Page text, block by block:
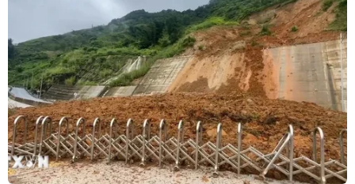
đó, dư luận hiện cho rằng cựu Thủ tướng Renzi
đang muốn tổ chức tổng tuyển cử trước thời hạn
vào mùa Thu năm nay./.
(TTXVN/Vietnam+)